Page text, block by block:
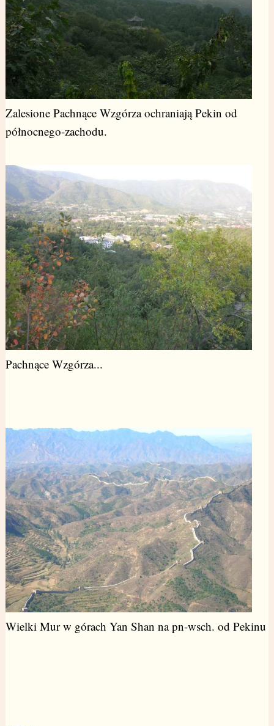
Zalesione Pachnące Wzgórza ochraniają Pekin od
północnego-zachodu.
Pachnące Wzgórza...
Wielki Mur w górach Yan Shan na pn-wsch. od Pekinu